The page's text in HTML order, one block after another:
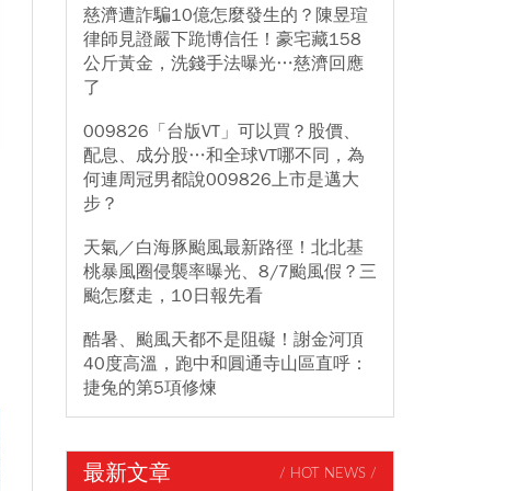
慈濟遭詐騙10億怎麼發生的？陳昱瑄
律師見證嚴下跪博信任！豪宅藏158
公斤黃金，洗錢手法曝光…慈濟回應
了
009826「台版VT」可以買？股價、
配息、成分股…和全球VT哪不同，為
何連周冠男都說009826上市是邁大
步？
天氣／白海豚颱風最新路徑！北北基
桃暴風圈侵襲率曝光、8/7颱風假？三
颱怎麼走，10日報先看
酷暑、颱風天都不是阻礙！謝金河頂
40度高溫，跑中和圓通寺山區直呼：
捷兔的第5項修煉
最新文章 / HOT NEWS /